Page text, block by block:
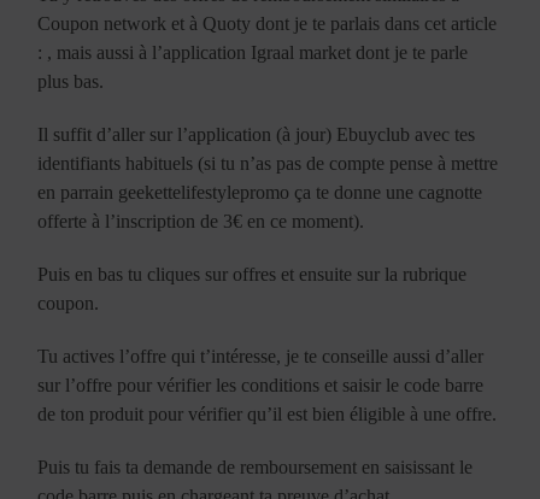
Coupon network et à Quoty dont je te parlais dans cet article
: , mais aussi à l’application Igraal market dont je te parle
plus bas.
Il suffit d’aller sur l’application (à jour) Ebuyclub avec tes
identifiants habituels (si tu n’as pas de compte pense à mettre
en parrain geekettelifestylepromo ça te donne une cagnotte
offerte à l’inscription de 3€ en ce moment).
Puis en bas tu cliques sur offres et ensuite sur la rubrique
coupon.
Tu actives l’offre qui t’intéresse, je te conseille aussi d’aller
sur l’offre pour vérifier les conditions et saisir le code barre
de ton produit pour vérifier qu’il est bien éligible à une offre.
Puis tu fais ta demande de remboursement en saisissant le